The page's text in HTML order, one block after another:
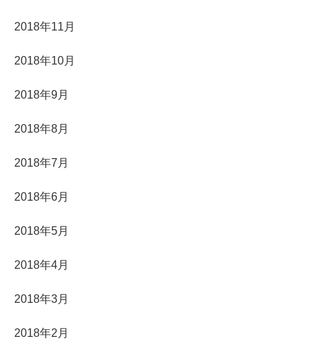
2018年11月
2018年10月
2018年9月
2018年8月
2018年7月
2018年6月
2018年5月
2018年4月
2018年3月
2018年2月